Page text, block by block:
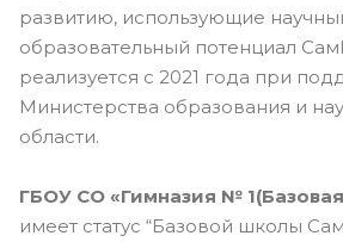
развитию, использующие
образовательный потенциал
реализуется с 2021 года при
Министерства образования и
области.
ГБОУ СО «Гимназия №
имеет статус “Базовой школы